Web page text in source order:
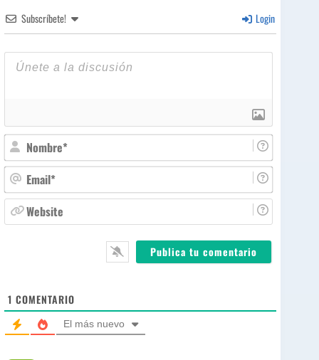
Subscríbete! Login
N
o
m
b
r
E
m
a
ie
1 COMENTARIO
El más nuevo